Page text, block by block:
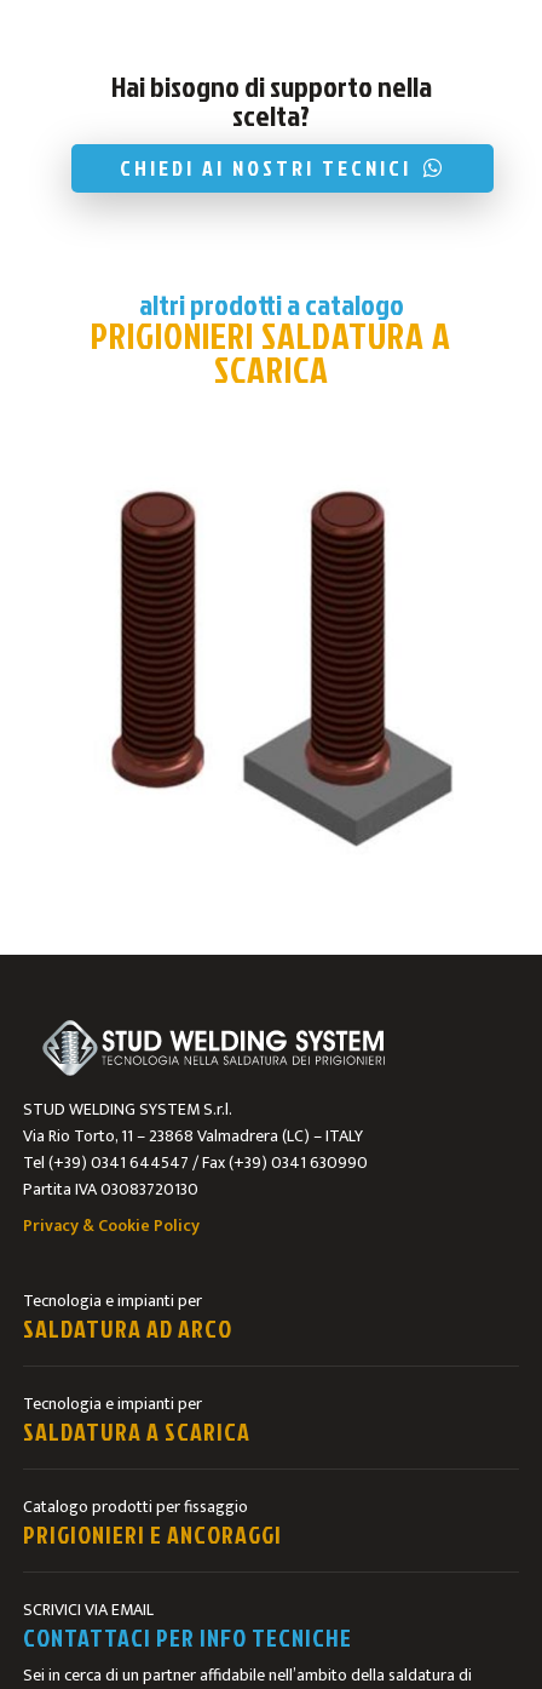
Hai bisogno di supporto nella
scelta?
CHIEDI AI NOSTRI TECNICI
altri prodotti a catalogo
PRIGIONIERI SALDATURA A
SCARICA
STUD WELDING SYSTEM S.r.l.
Via Rio Torto, 11 – 23868 Valmadrera (LC) – ITALY
Tel (+39) 0341 644547 / Fax (+39) 0341 630990
Partita IVA 03083720130
Privacy & Cookie Policy
Tecnologia e impianti per
SALDATURA AD ARCO
Tecnologia e impianti per
SALDATURA A SCARICA
Catalogo prodotti per fissaggio
PRIGIONIERI E ANCORAGGI
SCRIVICI VIA EMAIL
CONTATTACI PER INFO TECNICHE
Sei in cerca di un partner affidabile nell’ambito della saldatura di